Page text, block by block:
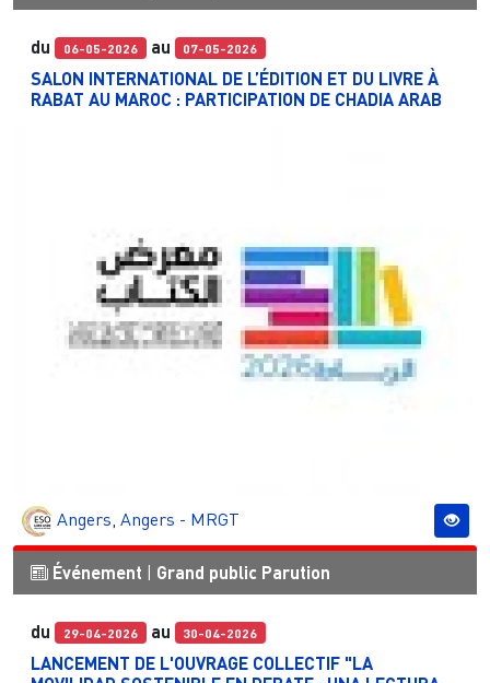
du 06-05-2026 au 07-05-2026
SALON INTERNATIONAL DE L’ÉDITION ET DU LIVRE À
RABAT AU MAROC : PARTICIPATION DE CHADIA ARAB
Angers, Angers - MRGT
Événement Grand public Parution
du 29-04-2026 au 30-04-2026
LANCEMENT DE L'OUVRAGE COLLECTIF "LA